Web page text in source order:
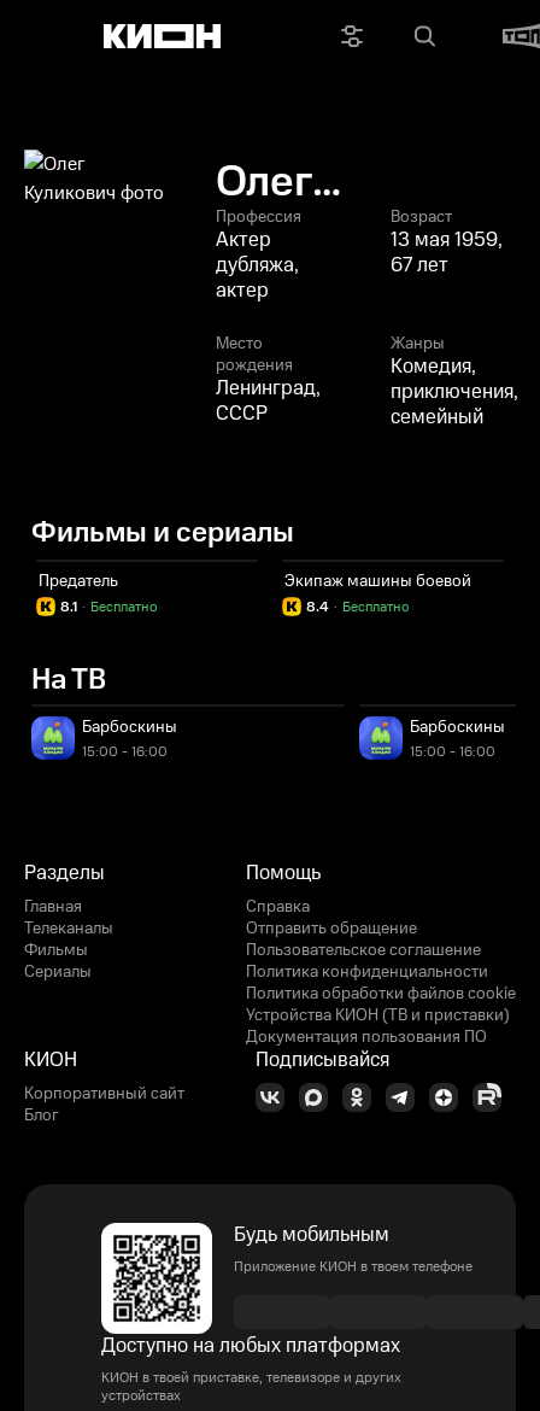
Олег
Куликович
Профессия
Актер
дубляжа,
актер
Возраст
13 мая 1959,
67 лет
Место
рождения
Ленинград,
СССР
Жанры
Комедия,
приключения,
семейный
Фильмы и сериалы
Предатель
8.1 Бесплатно
·
Экипаж машины боевой
8.4 Бесплатно
·
На ТВ
Барбоскины
15:00 - 16:00
Барбоскины
15:00 - 16:00
Разделы
Главная
Телеканалы
Фильмы
Сериалы
Помощь
Справка
Отправить обращение
Пользовательское соглашение
Политика конфиденциальности
Политика обработки файлов cookie
Устройства КИОН (ТВ и приставки)
Документация пользования ПО
КИОН
Корпоративный сайт
Блог
Подписывайся
Будь мобильным
Приложение КИОН в твоем телефоне
Доступно на любых платформах
КИОН в твоей приставке, телевизоре и других
устройствах